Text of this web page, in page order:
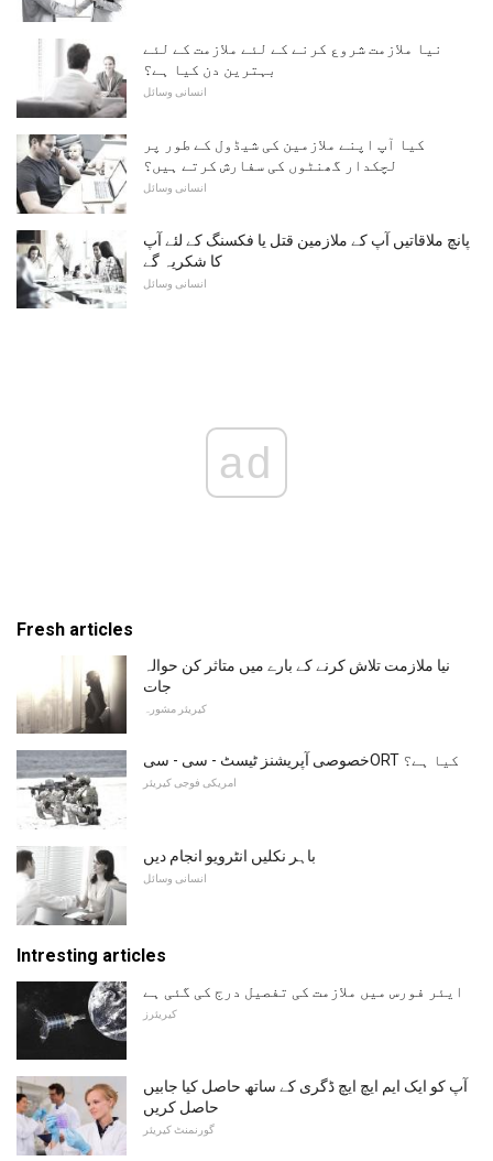
نیا ملازمت شروع کرنے کے لئے ملازمت کے لئے
بہترین دن کیا ہے؟
انسانی وسائل
کیا آپ اپنے ملازمین کی شیڈول کے طور پر
لچکدار گھنٹوں کی سفارش کرتے ہیں؟
انسانی وسائل
پانچ ملاقاتیں آپ کے ملازمین قتل یا فکسنگ کے لئے آپ
کا شکریہ گے
انسانی وسائل
ad
Fresh articles
نیا ملازمت تلاش کرنے کے بارے میں متاثر کن حوالہ
جات
کیریئر مشورہ
خصوصی آپریشنز ٹیسٹ - سی - سیORT کیا ہے؟
امریکی فوجی کیریئر
باہر نکلیں انٹرویو انجام دیں
انسانی وسائل
Intresting articles
ایئر فورس میں ملازمت کی تفصیل درج کی گئی ہے
کیریئرز
آپ کو ایک ایم ایچ ایچ ڈگری کے ساتھ حاصل کیا جابیں
حاصل کریں
گورنمنٹ کیریئر